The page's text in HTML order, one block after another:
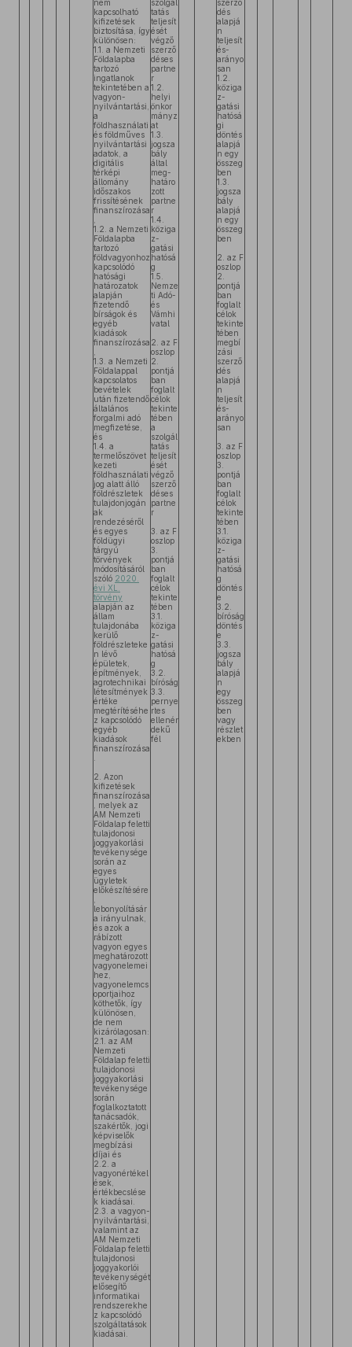
nem
kapcsolható
kifizetések
biztosítása, így
különösen:
1.1. a Nemzeti
Földalapba
tartozó
ingatlanok
tekintetében a
vagyon-
nyilvántartási,
a
földhasználati
és földműves
nyilvántartási
adatok, a
digitális
térképi
állomány
időszakos
frissítésének
finanszírozása
1.2. a Nemzeti
Földalapba
tartozó
földvagyonhoz
kapcsolódó
hatósági
határozatok
alapján
fizetendő
bírságok és
egyéb
kiadások
finanszírozása
1.3. a Nemzeti
Földalappal
kapcsolatos
bevételek
után fizetendő
általános
forgalmi adó
megfizetése,
és
1.4. a
termelőszövet
kezeti
földhasználati
jog alatt álló
földrészletek
tulajdonjogán
ak
rendezéséről
és egyes
földügyi
tárgyú
törvények
módosításáról
szóló 2020.
évi XL.
törvény
alapján az
állam
tulajdonába
kerülő
földrészleteke
n lévő
épületek,
építmények,
agrotechnikai
létesítmények
értéke
megtérítéséhe
z kapcsolódó
egyéb
kiadások
finanszírozása
2. Azon
kifizetések
finanszírozása
, melyek az
AM Nemzeti
Földalap feletti
tulajdonosi
joggyakorlási
tevékenysége
során az
egyes
ügyletek
előkészítésére
lebonyolításár
a irányulnak,
és azok a
rábízott
vagyon egyes
meghatározott
vagyonelemei
hez,
vagyonelemcs
oportjaihoz
köthetők, így
különösen,
de nem
kizárólagosan:
2.1. az AM
Nemzeti
Földalap feletti
tulajdonosi
joggyakorlási
tevékenysége
során
foglalkoztatott
tanácsadók,
szakértők, jogi
képviselők
megbízási
díjai és
2.2. a
vagyonértékel
ések,
értékbecslése
k kiadásai.
2.3. a vagyon-
nyilvántartási,
valamint az
AM Nemzeti
Földalap feletti
tulajdonosi
joggyakorlói
tevékenységét
elősegítő
informatikai
rendszerekhe
z kapcsolódó
szolgáltatások
kiadásai.
szolgál
tatás
teljesít
ését
végző
szerző
déses
partne
r
1.2.
helyi
önkor
mányz
at
1.3.
jogsza
bály
által
meg-
határo
zott
partne
r
1.4.
köziga
z-
gatási
hatósá
g
1.5.
Nemze
ti Adó-
és
Vámhi
vatal
2. az F
oszlop
2.
pontjá
ban
foglalt
célok
tekinte
tében
a
szolgál
tatás
teljesít
ését
végző
szerző
déses
partne
r
3. az F
oszlop
3.
pontjá
ban
foglalt
célok
tekinte
tében
3.1.
köziga
z-
gatási
hatósá
g
3.2.
bíróság
3.3.
pernye
rtes
ellenér
dekű
fél
szerző
dés
alapjá
n
teljesít
és-
arányo
san
1.2.
köziga
z-
gatási
hatósá
gi
döntés
alapjá
n egy
összeg
ben
1.3.
jogsza
bály
alapjá
n egy
összeg
ben
2. az F
oszlop
2.
pontjá
ban
foglalt
célok
tekinte
tében
megbí
zási
szerző
dés
alapjá
n
teljesít
és-
arányo
san
3. az F
oszlop
3.
pontjá
ban
foglalt
célok
tekinte
tében
3.1.
köziga
z-
gatási
hatósá
g
döntés
e
3.2.
bíróság
döntés
e
3.3.
jogsza
bály
alapjá
n
egy
összeg
ben
vagy
részlet
ekben